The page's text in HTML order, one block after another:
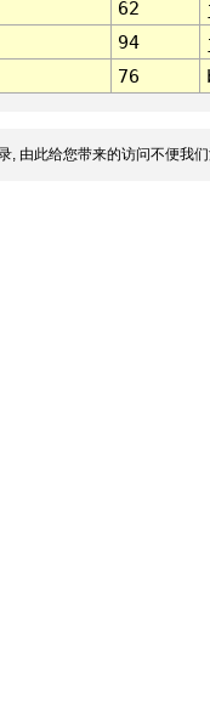
62
94
76
, 由此给您带来的访问不便我